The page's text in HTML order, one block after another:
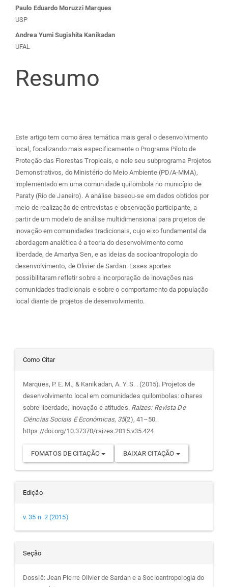
Conteúdo
do
artigo
principal
Paulo Eduardo Moruzzi Marques
USP
Andrea Yumi Sugishita Kanikadan
UFAL
Resumo
Este artigo tem como área temática mais geral o desenvolvimento
local, focalizando mais especificamente o Programa Piloto de
Proteção das Florestas Tropicais, e nele seu subprograma Projetos
Demonstrativos, do Ministério do Meio Ambiente (PD/A-MMA),
implementado em uma comunidade quilombola no município de
Paraty (Rio de Janeiro). A análise baseou-se em dados obtidos por
meio de realização de entrevistas e observação participante, a
partir de um modelo de análise multidimensional para projetos de
inovação em comunidades tradicionais, cujo eixo fundamental da
abordagem analética é a teoria do desenvolvimento como
liberdade, de Amartya Sen, e as ideias da socioantropologia do
desenvolvimento, de Olivier de Sardan. Esses aportes
possibilitaram refletir sobre a incorporação de inovações nas
comunidades tradicionais e sobre o comportamento da população
local diante de projetos de desenvolvimento.
Detalhes
do
artigo
Como Citar
Marques, P. E. M., & Kanikadan, A. Y. S. . (2015). Projetos de
desenvolvimento local em comunidades quilombolas: olhares
sobre liberdade, inovação e atitudes. Raízes: Revista De
Ciências Sociais E Econômicas, 35(2), 41–50.
https://doi.org/10.37370/raizes.2015.v35.424
FOMATOS DE CITAÇÃO BAIXAR CITAÇÃO
Edição
v. 35 n. 2 (2015)
Seção
Dossiê: Jean Pierre Olivier de Sardan e a Socioantropologia do